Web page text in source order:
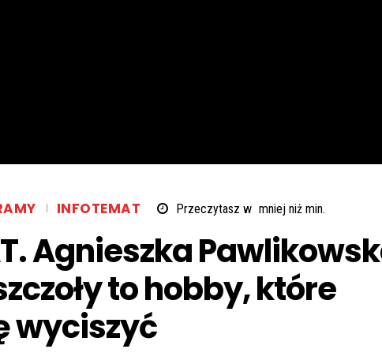
INFOTEMAT Przeczytasz w mniej niż min.
Agnieszka
to hobby, które
wyciszyć